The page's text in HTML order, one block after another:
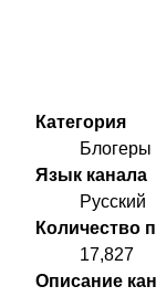
Категория
Блогеры
Язык канала
Русский
Количество
17,827
Описание